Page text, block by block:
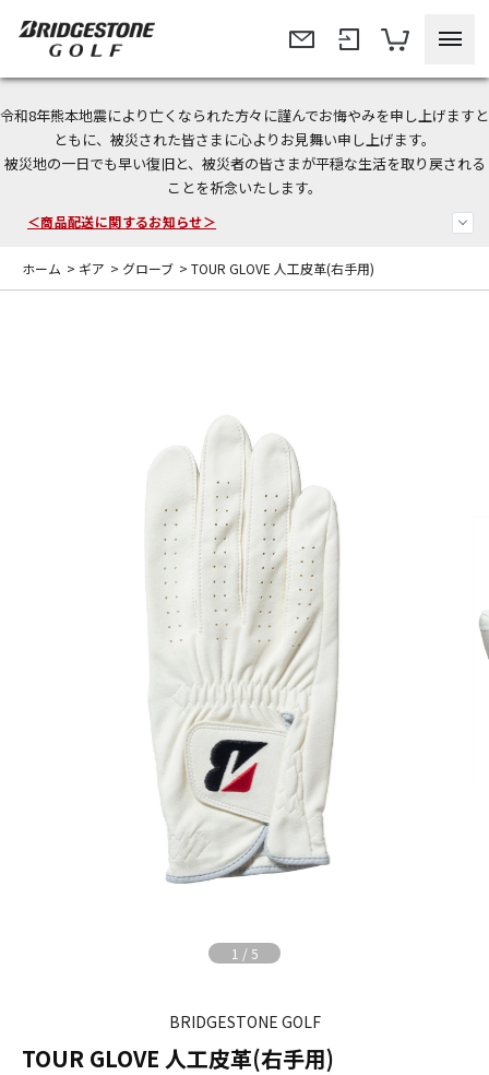
令和8年熊本地震により亡くなられた方々に謹んでお悔やみを申し上げますと
ともに、被災された皆さまに心よりお見舞い申し上げます。
被災地の一日でも早い復旧と、被災者の皆さまが平穏な生活を取り戻される
ことを祈念いたします。
今なら新規会員登録で1,000円OFFクーポンプレゼント！
＜商品配送に関するお知らせ＞
＜夏季休暇中のご注文・発送・お問い合わせ＞
ホーム > ギア > グローブ > TOUR GLOVE 人工皮革(右手用)
1 / 5
BRIDGESTONE GOLF
TOUR GLOVE 人工皮革(右手用)